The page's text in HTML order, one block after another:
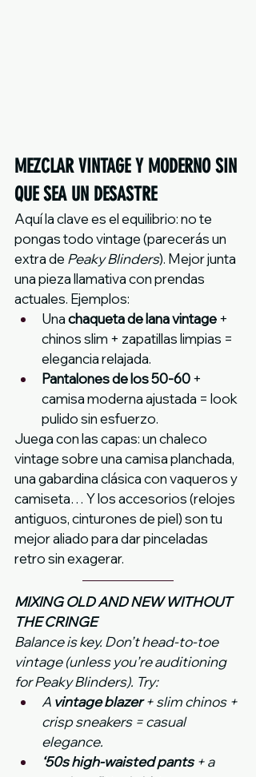
MEZCLAR VINTAGE Y MODERNO SIN
QUE SEA UN DESASTRE
Aquí la clave es el equilibrio: no te
pongas todo vintage (parecerás un
extra de Peaky Blinders). Mejor junta
una pieza llamativa con prendas
actuales. Ejemplos:
Una chaqueta de lana vintage +
chinos slim + zapatillas limpias =
elegancia relajada.
Pantalones de los 50-60 +
camisa moderna ajustada = look
pulido sin esfuerzo.
Juega con las capas: un chaleco
vintage sobre una camisa planchada,
una gabardina clásica con vaqueros y
camiseta… Y los accesorios (relojes
antiguos, cinturones de piel) son tu
mejor aliado para dar pinceladas
retro sin exagerar.
MIXING OLD AND NEW WITHOUT
THE CRINGE
Balance is key. Don’t head-to-toe
vintage (unless you’re auditioning
for Peaky Blinders). Try:
A vintage blazer + slim chinos +
crisp sneakers = casual
elegance.
‘50s high-waisted pants + a